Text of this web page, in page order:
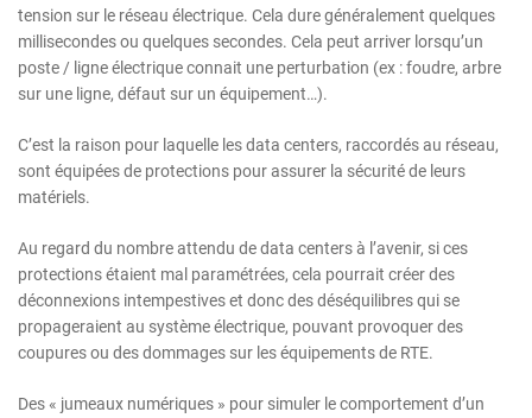
tension sur le réseau électrique. Cela dure généralement quelques
millisecondes ou quelques secondes. Cela peut arriver lorsqu’un
poste / ligne électrique connait une perturbation (ex : foudre, arbre
sur une ligne, défaut sur un équipement…).
C’est la raison pour laquelle les data centers, raccordés au réseau,
sont équipées de protections pour assurer la sécurité de leurs
matériels.
Au regard du nombre attendu de data centers à l’avenir, si ces
protections étaient mal paramétrées, cela pourrait créer des
déconnexions intempestives et donc des déséquilibres qui se
propageraient au système électrique, pouvant provoquer des
coupures ou des dommages sur les équipements de RTE.
Des « jumeaux numériques » pour simuler le comportement d’un